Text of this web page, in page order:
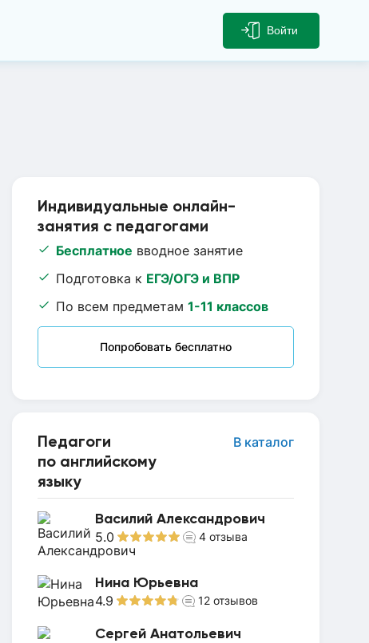
Войти
Индивидуальные онлайн-
занятия с педагогами
Бесплатное вводное занятие
Подготовка к ЕГЭ/ОГЭ и ВПР
По всем предметам 1-11 классов
Попробовать бесплатно
Педагоги
по английскому
языку
В каталог
Василий Александрович
5.0 4 отзыва
Нина Юрьевна
4.9 12 отзывов
Сергей Анатольевич